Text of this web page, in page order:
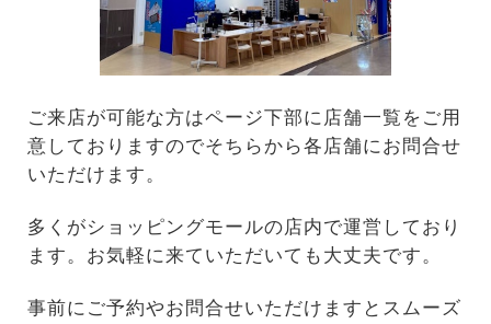
ご来店が可能な方はページ下部に店舗一覧をご用
意しておりますのでそちらから各店舗にお問合せ
いただけます。
多くがショッピングモールの店内で運営しており
ます。お気軽に来ていただいても大丈夫です。
事前にご予約やお問合せいただけますとスムーズ